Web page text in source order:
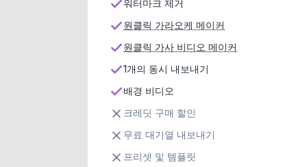
워터마크 제거
원클릭 가라오케 메이커
원클릭 가사 비디오 메이커
1개의 동시 내보내기
배경 비디오
크레딧 구매 할인
무료 대기열 내보내기
프리셋 및 템플릿